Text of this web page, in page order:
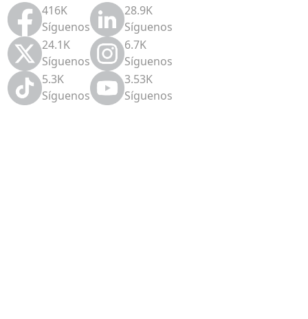
416K
Síguenos
28.9K
Síguenos
24.1K
Síguenos
6.7K
Síguenos
5.3K
Síguenos
3.53K
Síguenos